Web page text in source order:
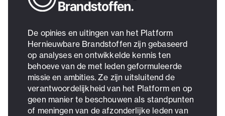
De opinies en uitingen van het Platform
Hernieuwbare Brandstoffen zijn gebaseerd
op analyses en ontwikkelde kennis ten
behoeve van de met leden geformuleerde
missie en ambities. Ze zijn uitsluitend de
verantwoordelijkheid van het Platform en op
geen manier te beschouwen als standpunten
of meningen van de afzonderlijke leden van